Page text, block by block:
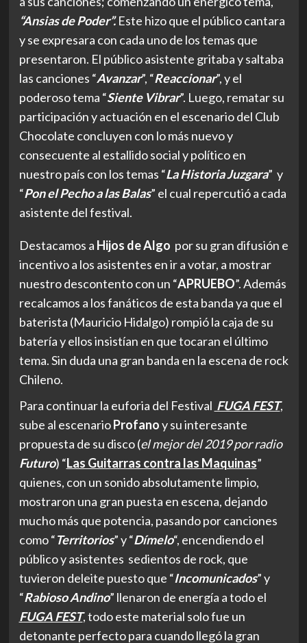
“Ansias de Poder”.Este hizo que el público cantara
y se expresara con cada uno de los temas que
presentaron. El público asistente gritaba y saltaba
las canciones “Avanzar”, “Reaccionar”, y el
poderoso tema “Siente Vibrar”. Luego, rematar su
participación y actuación en el escenario del Club
Chocolate concluyen con lo más nuevo y
consecuente al estallido social y político en
nuestro país con los temas “La Historia Juzgara” y
“Pon el Pecho a las Balas” el cual repercutió a cada
asistente del festival.
Destacamos a Hijos de Algo por su gran difusión e
incentivo a los asistentes en ir a votar, a mostrar
nuestro descontento con un “APRUEBO”. Además
recalcamos a los fanáticos de esta banda ya que el
baterista (Mauricio Hidalgo) rompió la caja de su
batería y ellos insistían en que tocaran el último
tema. Sin duda una gran banda en la escena de rock
Chileno.
Para continuar la euforia del Festival FUGA FEST,
sube al escenarioProfanoy su interesante
propuesta de su disco (el mejor del 2019 por radio
Futuro) “Las Guitarras contra las Maquinas”
quienes, con un sonido absolutamente limpio,
mostraron una gran puesta en escena, dejando
mucho más que potencia, pasando por canciones
como “Territorios” y “Dímelo“, encendiendo el
público y asistentes sedientos de rock, que
tuvieron deleite puesto que “Incomunicados” y
“Rabioso Andino” llenaron de energía a todo el
FUGA FEST, todo este material solo fue un
detonante perfecto para cuando llegó la gran